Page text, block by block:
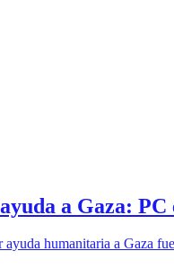
a Gaza:
humanitaria a Gaza